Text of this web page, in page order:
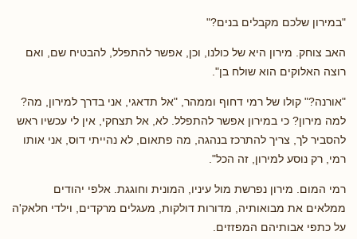
"במירון שלכם מקבלים בנים?"
האב צוחק. מירון היא של כולנו, וכן, אפשר להתפלל, להבטיח שם, ואם
רוצה האלוקים הוא שולח בן".
"אורנה?" קולו של רמי דחוף וממהר, "אל תדאגי, אני בדרך למירון, מה?
למה מירון? כי במירון אפשר להתפלל. לא, אל תצחקי, אין לי עכשיו ראש
להסביר לך, צריך להתרכז בנהגה, מה פתאום, לא נהייתי דוס, אני אותו
רמי, רק נוסע למירון, זה הכל".
רמי המום. מירון נפרשת מול עיניו, המונית וחוגגת. אלפי יהודים
ממלאים את מבואותיה, מדורות דולקות, מעגלים מרקדים, וילדי חלאק'ה
על כתפי אבותיהם המפזזים.